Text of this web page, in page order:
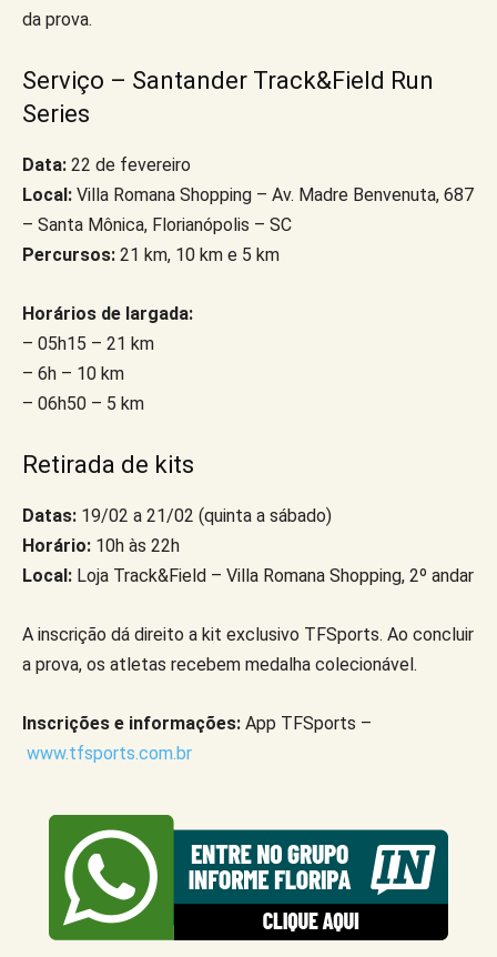
da prova.
Serviço – Santander Track&Field Run
Series
Data: 22 de fevereiro
Local: Villa Romana Shopping – Av. Madre Benvenuta, 687
– Santa Mônica, Florianópolis – SC
Percursos: 21 km, 10 km e 5 km
Horários de largada:
– 05h15 – 21 km
– 6h – 10 km
– 06h50 – 5 km
Retirada de kits
Datas: 19/02 a 21/02 (quinta a sábado)
Horário: 10h às 22h
Local: Loja Track&Field – Villa Romana Shopping, 2º andar
A inscrição dá direito a kit exclusivo TFSports. Ao concluir
a prova, os atletas recebem medalha colecionável.
Inscrições e informações: App TFSports –
www.tfsports.com.br